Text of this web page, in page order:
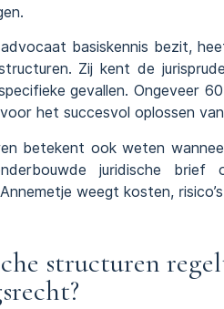
basiskennis bezit,
Zij kent de
gevallen. Ongeveer
het succesvol oplossen
betekent ook weten
juridische
weegt kosten,
structuren